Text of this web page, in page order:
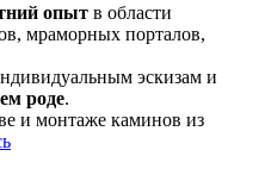
опыт в области
мраморных порталов,
эскизам и
роде.
и монтаже каминов из